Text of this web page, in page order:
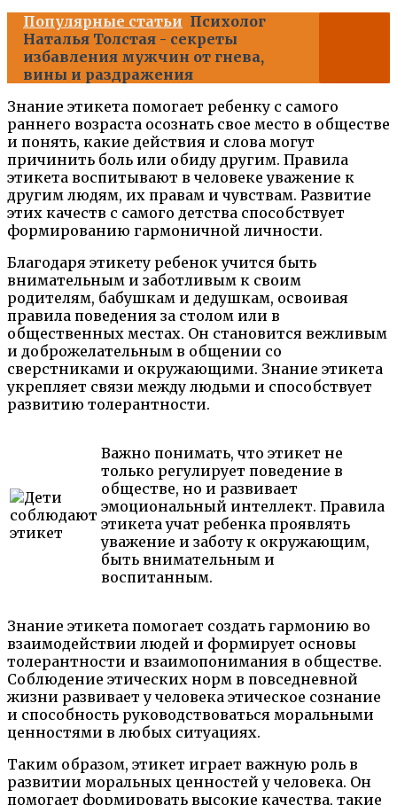
Популярные статьи Психолог
Наталья Толстая - секреты
избавления мужчин от гнева,
вины и раздражения
Знание этикета помогает ребенку с самого
раннего возраста осознать свое место в обществе
и понять, какие действия и слова могут
причинить боль или обиду другим. Правила
этикета воспитывают в человеке уважение к
другим людям, их правам и чувствам. Развитие
этих качеств с самого детства способствует
формированию гармоничной личности.
Благодаря этикету ребенок учится быть
внимательным и заботливым к своим
родителям, бабушкам и дедушкам, освоивая
правила поведения за столом или в
общественных местах. Он становится вежливым
и доброжелательным в общении со
сверстниками и окружающими. Знание этикета
укрепляет связи между людьми и способствует
развитию толерантности.
Важно понимать, что этикет не
только регулирует поведение в
обществе, но и развивает
эмоциональный интеллект. Правила
этикета учат ребенка проявлять
уважение и заботу к окружающим,
быть внимательным и
воспитанным.
Знание этикета помогает создать гармонию во
взаимодействии людей и формирует основы
толерантности и взаимопонимания в обществе.
Соблюдение этических норм в повседневной
жизни развивает у человека этическое сознание
и способность руководствоваться моральными
ценностями в любых ситуациях.
Таким образом, этикет играет важную роль в
развитии моральных ценностей у человека. Он
помогает формировать высокие качества, такие